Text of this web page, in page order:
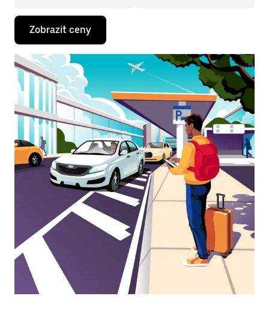
Stisknutím
klávesy
se
šipkou
dolů
otevřeš
kalendář
a můžeš
vybrat
datum.
Stisknutím
klávesy
Esc
zavřeš
kalendář.
Zobrazit ceny